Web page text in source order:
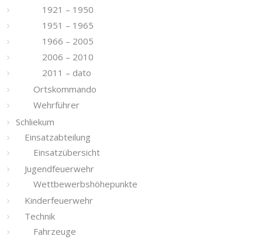
1921 – 1950
1951 – 1965
1966 – 2005
2006 – 2010
2011 – dato
Ortskommando
Wehrführer
Schliekum
Einsatzabteilung
Einsatzübersicht
Jugendfeuerwehr
Wettbewerbshöhepunkte
Kinderfeuerwehr
Technik
Fahrzeuge